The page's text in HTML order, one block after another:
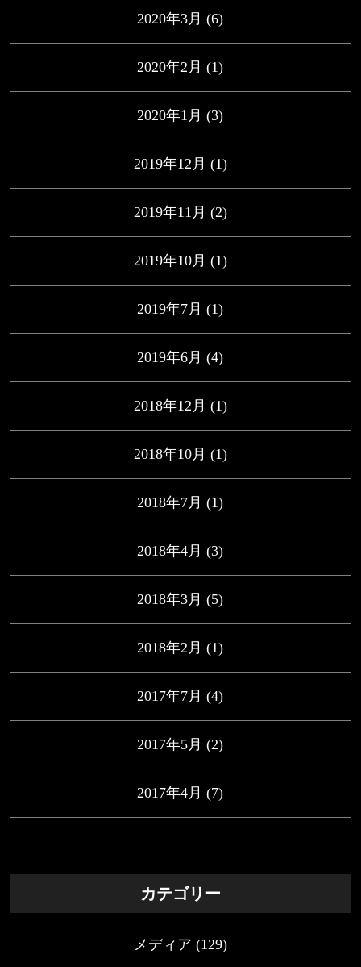
2020年3月 (6)
2020年2月 (1)
2020年1月 (3)
2019年12月 (1)
2019年11月 (2)
2019年10月 (1)
2019年7月 (1)
2019年6月 (4)
2018年12月 (1)
2018年10月 (1)
2018年7月 (1)
2018年4月 (3)
2018年3月 (5)
2018年2月 (1)
2017年7月 (4)
2017年5月 (2)
2017年4月 (7)
カテゴリー
メディア (129)